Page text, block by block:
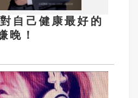
自己健康最好的
晚！